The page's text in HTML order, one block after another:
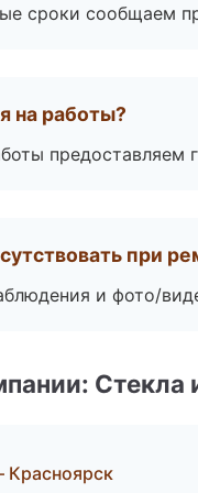
сроки сообщаем
на работы?
предоставляем
при
и фото/
Стекла